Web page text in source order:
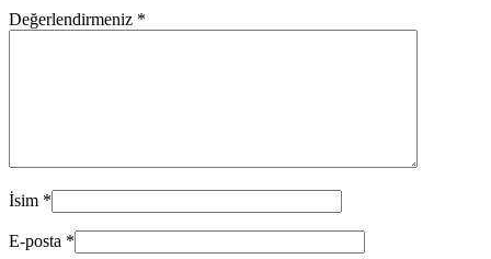
Değerlendirmeniz *
İsim *
E-posta *